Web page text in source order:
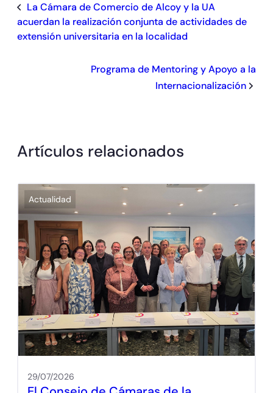
La Cámara de Comercio de Alcoy y la UA
acuerdan la realización conjunta de actividades de
extensión universitaria en la localidad
Programa de Mentoring y Apoyo a la
Internacionalización
Artículos relacionados
Actualidad
29/07/2026